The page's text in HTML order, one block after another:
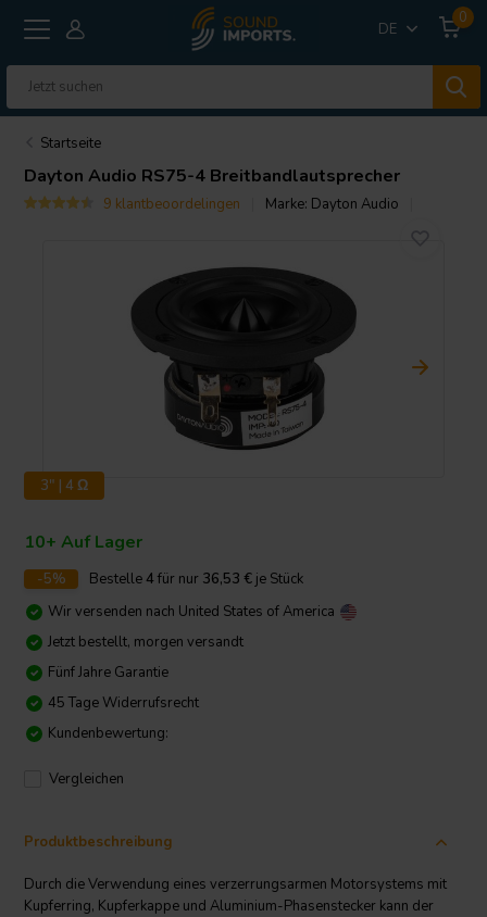
DE
0
Startseite
Dayton Audio RS75-4 Breitbandlautsprecher
9 klantbeoordelingen Marke: Dayton Audio
3" | 4 Ω
10+ Auf Lager
-5% Bestelle4 für nur 36,53 € je Stück
Wir versenden nach United States of America
Jetzt bestellt, morgen versandt
Fünf Jahre Garantie
45 Tage Widerrufsrecht
Kundenbewertung:
Vergleichen
Produktbeschreibung
Durch die Verwendung eines verzerrungsarmen Motorsystems mit
Kupferring, Kupferkappe und Aluminium-Phasenstecker kann der